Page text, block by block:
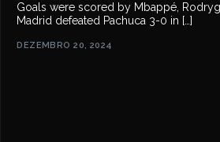
Goals were scored by Mbappé,
Madrid defeated Pachuca 3-0 in […]
DEZEMBRO 20, 2024